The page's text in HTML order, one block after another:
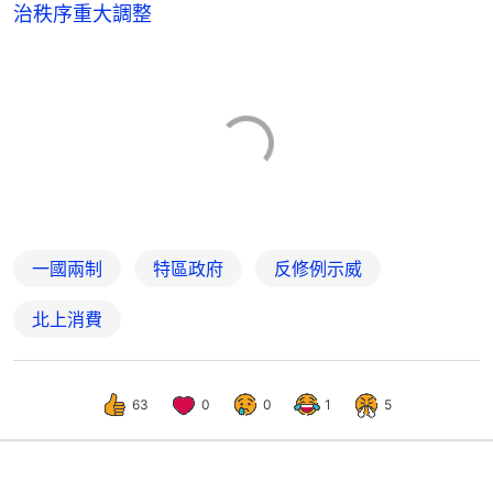
治秩序重大調整
一國兩制 特區政府 反修例示威
北上消費
63 0 0 1 5